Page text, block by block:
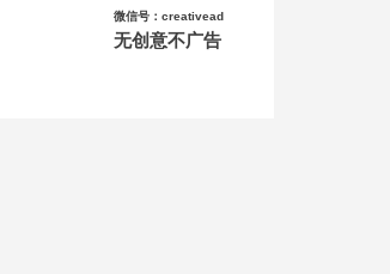
微信号：creativead
无创意不广告